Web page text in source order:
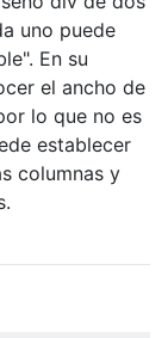
uno puede
En su
el ancho de
lo que no es
establecer
columnas y